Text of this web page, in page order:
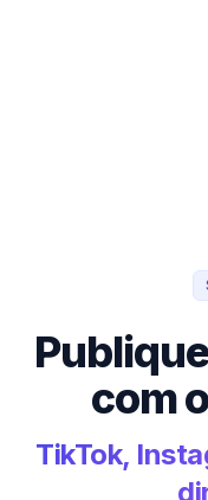
com
TikTok,